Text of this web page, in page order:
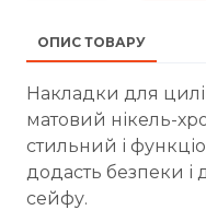
ОПИС ТОВАРУ
Накладки для
матовий нікель-
стильний і
додасть безпеки
сейфу.